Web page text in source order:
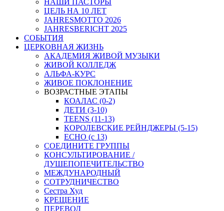
НАШИ ПАСТОРЫ
ЦЕЛЬ НА 10 ЛЕТ
JAHRESMOTTO 2026
JAHRESBERICHT 2025
СОБЫТИЯ
ЦЕРКОВНАЯ ЖИЗНЬ
АКАДЕМИЯ ЖИВОЙ МУЗЫКИ
ЖИВОЙ КОЛЛЕДЖ
АЛЬФА-КУРС
ЖИВОЕ ПОКЛОНЕНИЕ
ВОЗРАСТНЫЕ ЭТАПЫ
КОАЛАС (0-2)
ДЕТИ (3-10)
TEENS (11-13)
КОРОЛЕВСКИЕ РЕЙНДЖЕРЫ (5-15)
ECHO (с 13)
СОЕДИНИТЕ ГРУППЫ
КОНСУЛЬТИРОВАНИЕ /
ДУШЕПОПЕЧИТЕЛЬСТВО
МЕЖДУНАРОДНЫЙ
СОТРУДНИЧЕСТВО
Сестра Худ
КРЕЩЕНИЕ
ПЕРЕВОД